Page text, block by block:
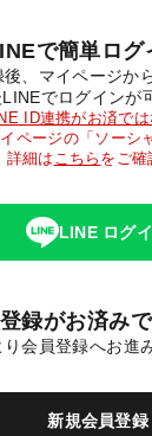
で簡単ログ
後、マイページか
でログインが
ID連携がお済で
ページの「ソーシ
詳細は こちら をご確
LINE ログ
録がお済み
会員登録へお進
新規会員登録